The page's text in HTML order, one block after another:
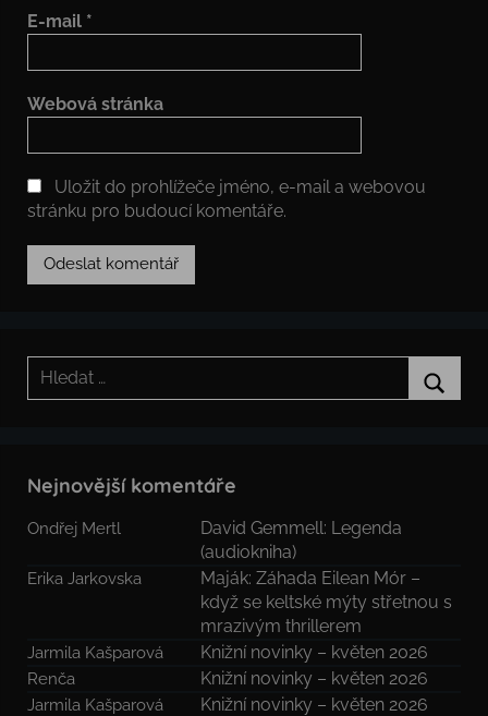
E-mail *
Webová stránka
Uložit do prohlížeče jméno, e-mail a webovou
stránku pro budoucí komentáře.
Hledat:
Nejnovější komentáře
Ondřej Mertl
David Gemmell: Legenda
(audiokniha)
Erika Jarkovska
Maják: Záhada Eilean Mór –
když se keltské mýty střetnou s
mrazivým thrillerem
Jarmila Kašparová Knižní novinky – květen 2026
Renča Knižní novinky – květen 2026
Jarmila Kašparová Knižní novinky – květen 2026